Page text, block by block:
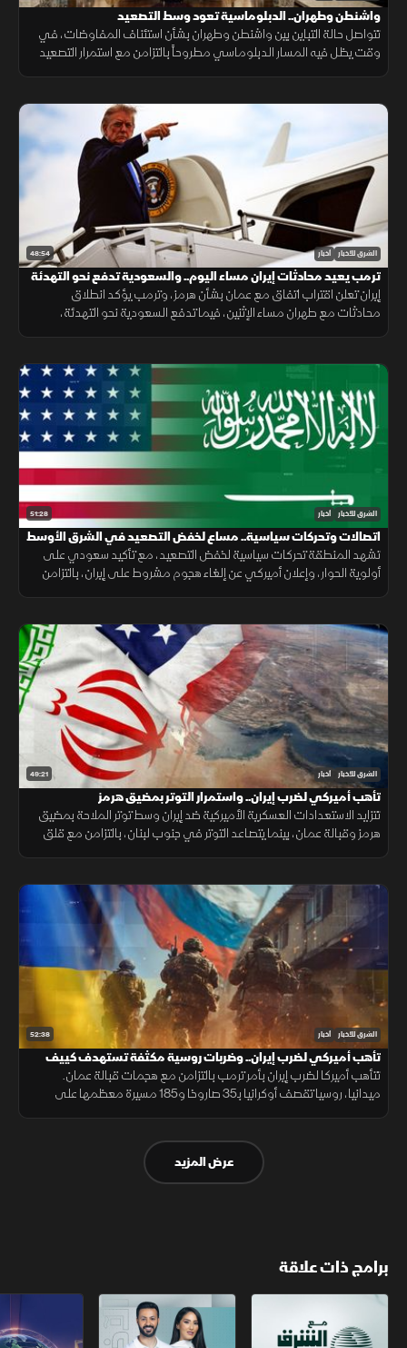
واشنطن وطهران.. الدبلوماسية تعود وسط التصعيد
تتواصل حالة التباين بين واشنطن وطهران بشأن استئناف المفاوضات، في
وقت يظل فيه المسار الدبلوماسي مطروحاً بالتزامن مع استمرار التصعيد
48:54 الشرق للأخبار أخبار
ترمب يعيد محادثات إيران مساء اليوم.. والسعودية تدفع نحو التهدئة
إيران تعلن اقتراب اتفاق مع عمان بشأن هرمز، وترمب يؤكد انطلاق
محادثات مع طهران مساء الإثنين، فيما تدفع السعودية نحو التهدئة،
51:28 الشرق للأخبار أخبار
اتصالات وتحركات سياسية.. مساع لخفض التصعيد في الشرق الأوسط
تشهد المنطقة تحركات سياسية لخفض التصعيد، مع تأكيد سعودي على
أولوية الحوار، وإعلان أميركي عن إلغاء هجوم مشروط على إيران، بالتزامن
49:21 الشرق للأخبار أخبار
تأهب أميركي لضرب إيران.. واستمرار التوتر بمضيق هرمز
تتزايد الاستعدادات العسكرية الأميركية ضد إيران وسط توتر الملاحة بمضيق
هرمز وقبالة عمان، بينما يتصاعد التوتر في جنوب لبنان، بالتزامن مع قلق
52:38 الشرق للأخبار أخبار
تأهب أميركي لضرب إيران.. وضربات روسية مكثفة تستهدف كييف
تتأهب أميركا لضرب إيران بأمر ترمب بالتزامن مع هجمات قبالة عمان.
ميدانيا، روسيا تقصف أوكرانيا بـ35 صاروخا و185 مسيرة معظمها على
عرض المزيد
برامج ذات علاقة
مع الشرق الأوسط الخبر الآخر تقارير الشرق